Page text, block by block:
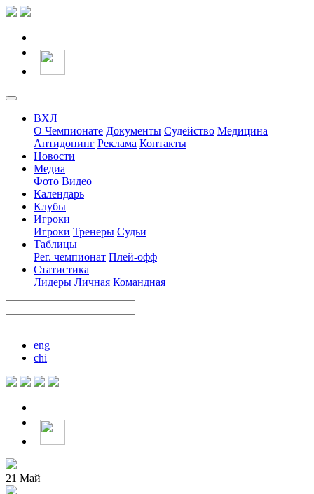
ВХЛ
О Чемпионате Документы Судейство Медицина
Антидопинг Реклама Контакты
Новости
Медиа
Фото Видео
Календарь
Клубы
Игроки
Игроки Тренеры Судьи
Таблицы
Рег. чемпионат Плей-офф
Статистика
Лидеры Личная Командная
eng
chi
21 Май